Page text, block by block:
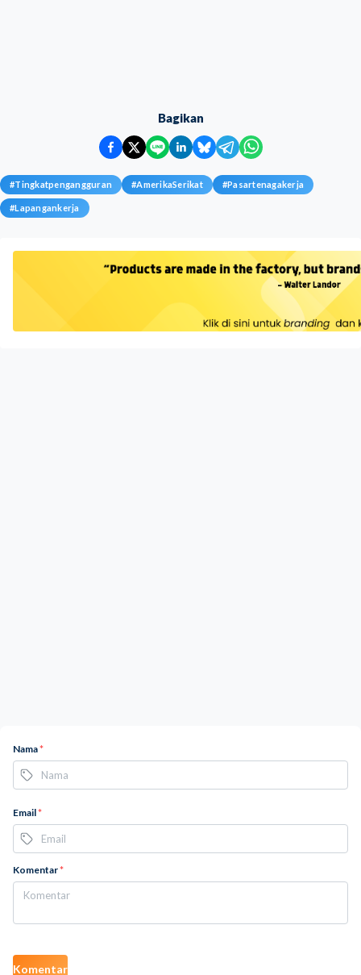
Bagikan
#Tingkatpengangguran #AmerikaSerikat #Pasartenagakerja
#Lapangankerja
Nama*
Email*
Komentar*
Komentar